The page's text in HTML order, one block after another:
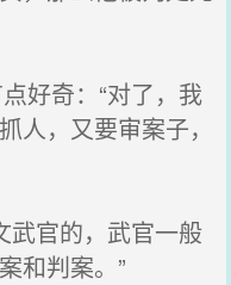
好奇：“对了，我
人，又要审案子，
官的，武官一般
和判案。”